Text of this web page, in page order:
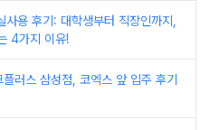
용 후기: 대학생부터 직장인까지,
4가지 이유!
러스 삼성점, 코엑스 앞 입주 후기